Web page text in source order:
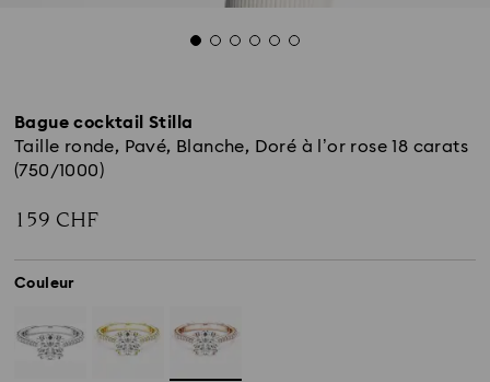
Bague cocktail Stilla
Taille ronde, Pavé, Blanche, Doré à l’or rose 18 carats
(750/1000)
159 CHF
Couleur